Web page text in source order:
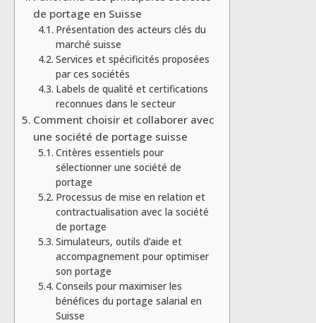
de portage en Suisse
Présentation des acteurs clés du
marché suisse
Services et spécificités proposées
par ces sociétés
Labels de qualité et certifications
reconnues dans le secteur
Comment choisir et collaborer avec
une société de portage suisse
Critères essentiels pour
sélectionner une société de
portage
Processus de mise en relation et
contractualisation avec la société
de portage
Simulateurs, outils d’aide et
accompagnement pour optimiser
son portage
Conseils pour maximiser les
bénéfices du portage salarial en
Suisse